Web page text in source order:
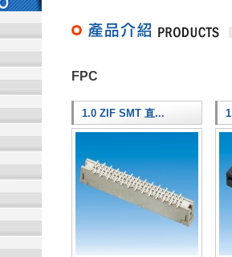
FPC
1.0 ZIF SMT 直...